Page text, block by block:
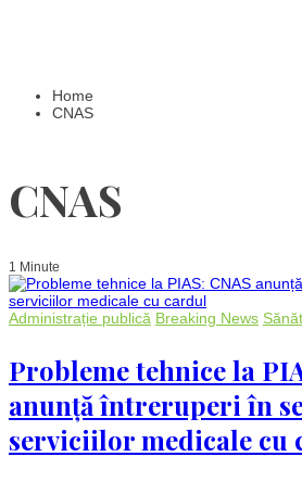
Home
CNAS
CNAS
1 Minute
Administrație publică Breaking News
Probleme tehnice la
anunță întreruperi în
serviciilor medicale cu